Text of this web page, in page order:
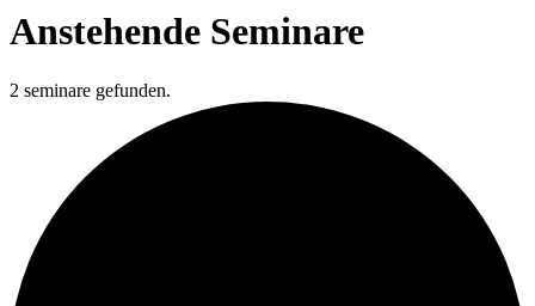
Anstehende Seminare
2 seminare gefunden.